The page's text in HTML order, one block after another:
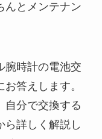
んとメンテナン
腕時計の電池交
答えします。
自分で交換する
ら詳しく解説し